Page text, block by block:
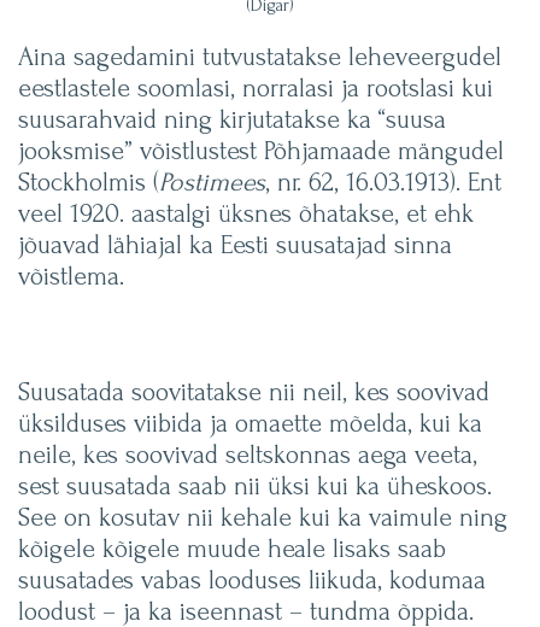
Aina sagedamini tutvustatakse leheveergudel
eestlastele soomlasi, norralasi ja rootslasi kui
suusarahvaid ning kirjutatakse ka “suusa
jooksmise” võistlustest Põhjamaade mängudel
Stockholmis (Postimees, nr. 62, 16.03.1913). Ent
veel 1920. aastalgi üksnes õhatakse, et ehk
jõuavad lähiajal ka Eesti suusatajad sinna
võistlema.
Suusatada soovitatakse nii neil, kes soovivad
üksilduses viibida ja omaette mõelda, kui ka
neile, kes soovivad seltskonnas aega veeta,
sest suusatada saab nii üksi kui ka üheskoos.
See on kosutav nii kehale kui ka vaimule ning
kõigele kõigele muude heale lisaks saab
suusatades vabas looduses liikuda, kodumaa
loodust – ja ka iseennast – tundma õppida.